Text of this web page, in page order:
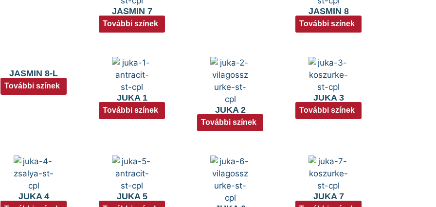
JASMIN 7
További színek
JASMIN 8
További színek
JASMIN 8-L
További színek
JUKA 1
További színek JUKA 2
További színek
JUKA 3
További színek
JUKA 4 JUKA 5 JUKA 7